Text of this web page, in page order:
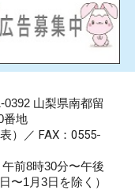
山梨県南都留
番地
表）／ FAX：0555-
前8時30分〜午後
〜1月3日を除く）